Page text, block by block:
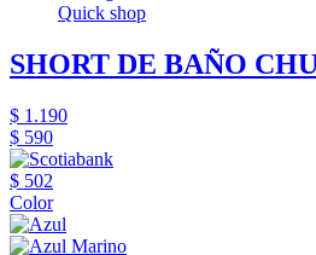
Quick shop
SHORT DE BAÑO
$ 1.190
$ 590
$ 502
Color